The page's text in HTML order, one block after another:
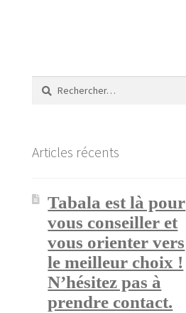
Rechercher :
Articles récents
Tabala est là pour
vous conseiller et
vous orienter vers
le meilleur choix !
N’hésitez pas à
prendre contact.